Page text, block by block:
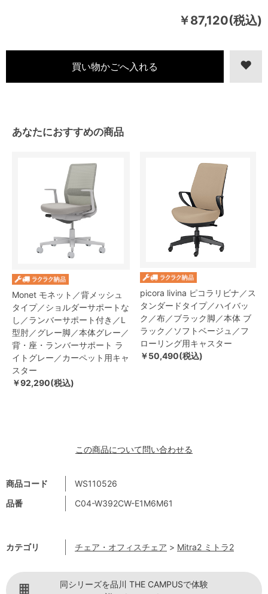
￥87,120(税込)
商品コード
WS110526
品番
C04-W392CW-E1M6M61
カテゴリ チェア・オフィスチェア > Mitra2 ミトラ2
あなたにおすすめの商品
Monet モネット／背メッシュ
タイプ／ショルダーサポートな
し／ランバーサポート付き／L
型肘／グレー脚／本体グレー／
背・座・ランバーサポート ラ
イトグレー／カーペット用キャ
スター
￥92,290(税込)
picora livina ピコラリビナ／ス
タンダードタイプ／ハイバッ
ク／布／ブラック脚／本体 ブ
ラック／ソフトベージュ／フ
ローリング用キャスター
￥50,490(税込)
この商品について問い合わせる
同シリーズを品川 THE CAMPUSで体験